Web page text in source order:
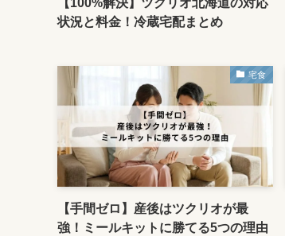
【100%解決】ツクリオ北海道の対応
状況と料金！冷蔵宅配まとめ
宅食
【手間ゼロ】産後はツクリオが最
強！ミールキットに勝てる5つの理由